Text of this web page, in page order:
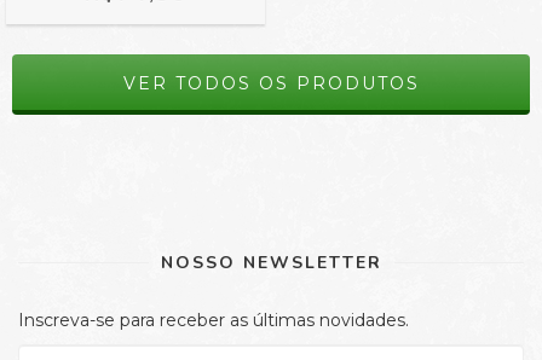
VER TODOS OS PRODUTOS
NOSSO NEWSLETTER
Inscreva-se para receber as últimas novidades.